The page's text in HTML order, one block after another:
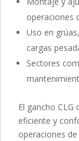
operaciones
Uso en
cargas
Sectores
El gancho
eficiente y
operaciones